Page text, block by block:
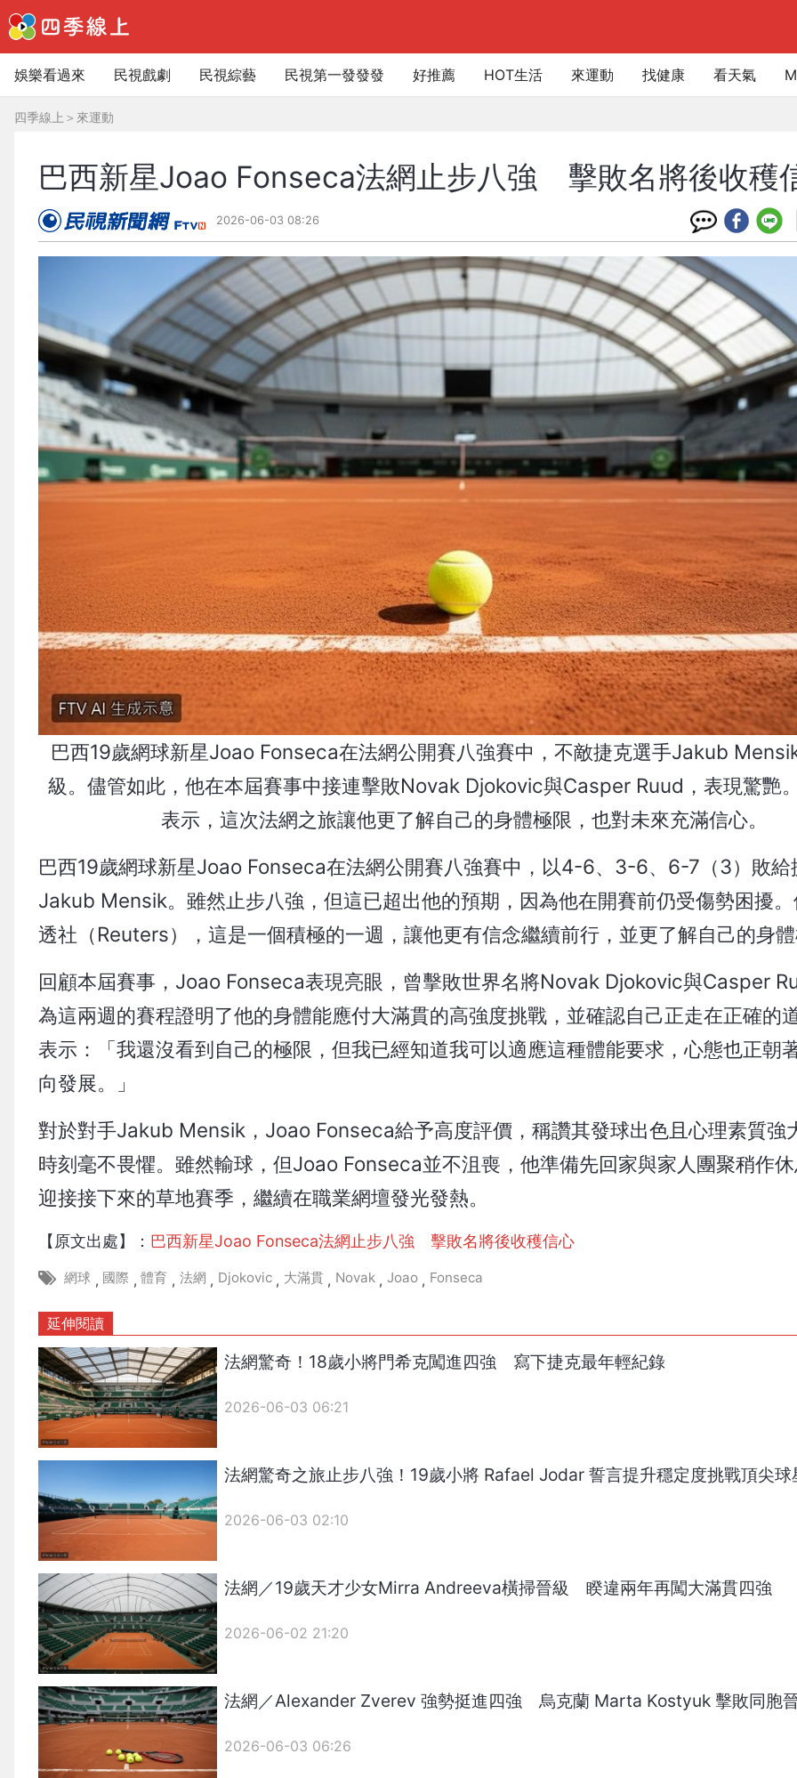
娛樂看過來 民視戲劇 民視綜藝 民視第一發發發 好推薦 HOT生活 來運動 找健康 看天氣
四季線上 ＞ 來運動
巴西新星Joao Fonseca法網止步八強 擊敗名將後收穫
2026-06-03 08:26
巴西19歲網球新星Joao Fonseca在法網公開賽八強賽中，不敵捷克選手Jakub
級。儘管如此，他在本屆賽事中接連擊敗Novak Djokovic與Casper Ruud，表現驚艷
表示，這次法網之旅讓他更了解自己的身體極限，也對未來充滿信心。
巴西19歲網球新星Joao Fonseca在法網公開賽八強賽中，以4-6、3-6、6-7（3）敗給
Jakub Mensik。雖然止步八強，但這已超出他的預期，因為他在開賽前仍受傷勢困擾
透社（Reuters），這是一個積極的一週，讓他更有信念繼續前行，並更了解自己的身
回顧本屆賽事，Joao Fonseca表現亮眼，曾擊敗世界名將Novak Djokovic與Casper
為這兩週的賽程證明了他的身體能應付大滿貫的高強度挑戰，並確認自己正走在正確的
表示：「我還沒看到自己的極限，但我已經知道我可以適應這種體能要求，心態也正朝
向發展。」
對於對手Jakub Mensik，Joao Fonseca給予高度評價，稱讚其發球出色且心理素質強
時刻毫不畏懼。雖然輸球，但Joao Fonseca並不沮喪，他準備先回家與家人團聚稍作
迎接接下來的草地賽季，繼續在職業網壇發光發熱。
【原文出處】： 巴西新星Joao Fonseca法網止步八強 擊敗名將後收穫信心
網球 , 國際 , 體育 , 法網 , Djokovic , 大滿貫 , Novak , Joao , Fonseca
延伸閱讀
法網驚奇！18歲小將門希克闖進四強 寫下捷克最年輕紀錄
2026-06-03 06:21
法網驚奇之旅止步八強！19歲小將 Rafael Jodar 誓言提升穩定度挑戰頂尖球
2026-06-03 02:10
法網／19歲天才少女Mirra Andreeva橫掃晉級 睽違兩年再闖大滿貫四強
2026-06-02 21:20
法網／Alexander Zverev 強勢挺進四強 烏克蘭 Marta Kostyuk 擊敗同胞
2026-06-03 06:26